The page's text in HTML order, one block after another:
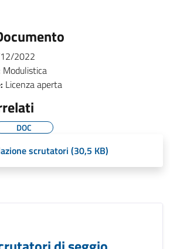
2022
Modulistica
Licenza aperta
DOC
scrutatori (30,5 KB)